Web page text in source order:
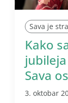
Sava je
Kako
Sava
3. oktobar